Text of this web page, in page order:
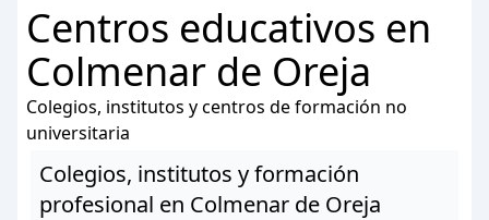
Centros educativos en
Colmenar de Oreja
Colegios, institutos y centros de formación no
universitaria
Colegios, institutos y formación
profesional en Colmenar de Oreja